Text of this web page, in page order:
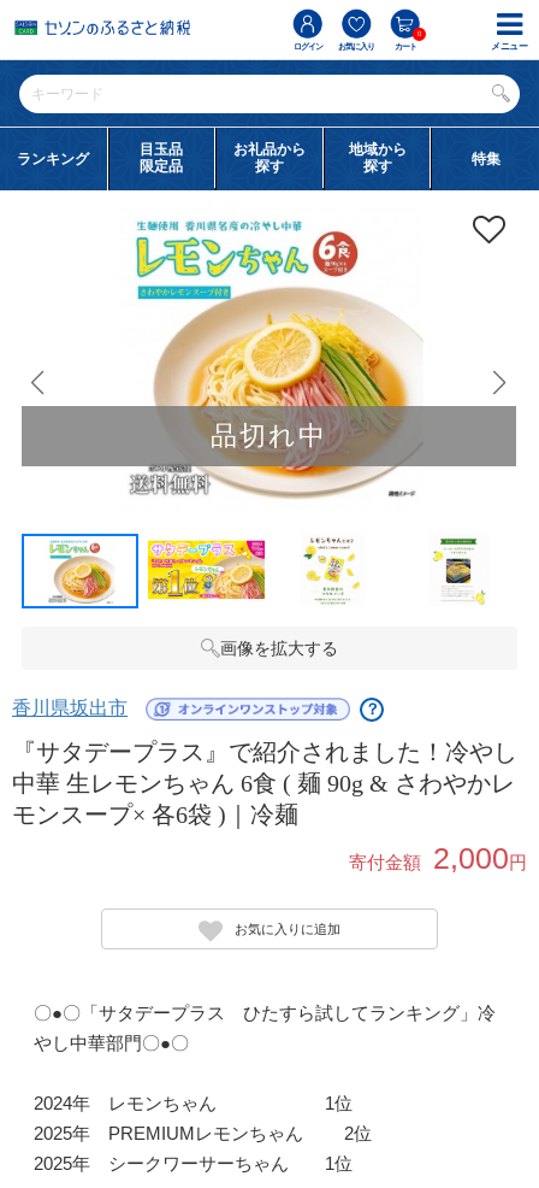
ログイン お気に入り カート
0
ランキング
目玉品
限定品
お礼品から
探す
地域から
探す
特集
品切れ中
画像を拡大する
香川県坂出市 ？
『サタデープラス』で紹介されました！冷やし
中華 生レモンちゃん 6食 ( 麺 90g & さわやかレ
モンスープ× 各6袋 )｜冷麺
寄付金額 2,000円
お気に入りに追加
〇●〇「サタデープラス ひたすら試してランキング」冷
やし中華部門〇●〇
2024年 レモンちゃん 1位
2025年 PREMIUMレモンちゃん 2位
2025年 シークワーサーちゃん 1位
メニュー